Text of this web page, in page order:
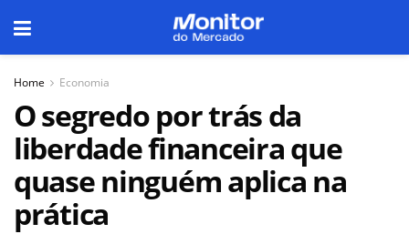
Home Economia
O segredo por trás da
liberdade financeira que
quase ninguém aplica na
prática